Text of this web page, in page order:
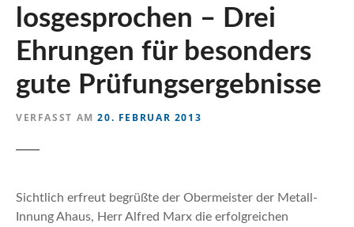
losgesprochen – Drei
Ehrungen für besonders
gute Prüfungsergebnisse
VERFASST AM 20. FEBRUAR 2013
Sichtlich erfreut begrüßte der Obermeister der Metall-
Innung Ahaus, Herr Alfred Marx die erfolgreichen